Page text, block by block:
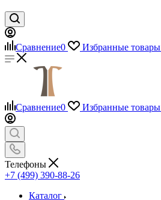
Сравнение0 Избранные товары
Сравнение0 Избранные товары
Телефоны
+7 (499) 390-88-26
Каталог